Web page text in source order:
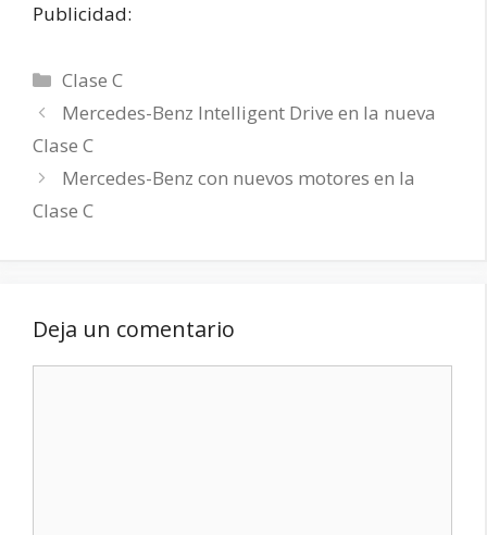
Publicidad:
Categorías
Clase C
Mercedes-Benz Intelligent Drive en la nueva
Clase C
Mercedes-Benz con nuevos motores en la
Clase C
Deja un comentario